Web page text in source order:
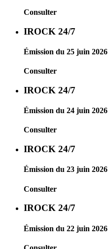
Consulter
IROCK 24/7
Émission du 25 juin 2026
Consulter
IROCK 24/7
Émission du 24 juin 2026
Consulter
IROCK 24/7
Émission du 23 juin 2026
Consulter
IROCK 24/7
Émission du 22 juin 2026